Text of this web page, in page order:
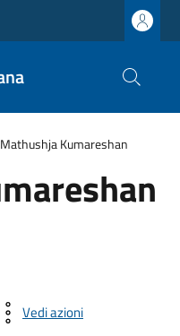
Mathushja Kumareshan
Vedi azioni